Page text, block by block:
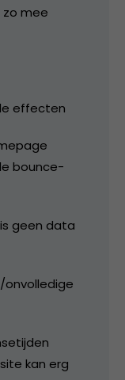
zo mee
effecten
bounce-
geen data
onvolledige
kan erg